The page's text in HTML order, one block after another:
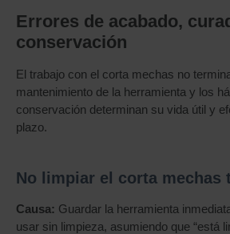
Errores de acabado,
conservación
El trabajo con el corta mechas no
mantenimiento de la herramienta y los
conservación determinan su vida útil y
plazo.
No limpiar el corta mechas
Causa: Guardar la herramienta
usar sin limpieza, asumiendo que “está